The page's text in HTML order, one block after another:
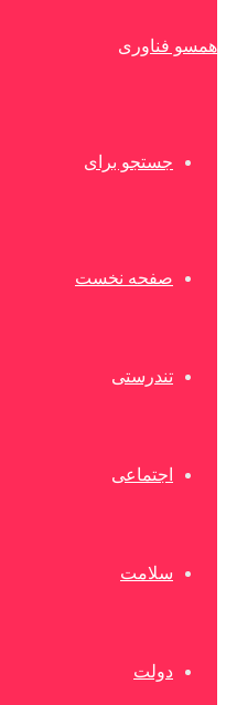
همسو فناوری
جستجو برای
صفحه نخست
تندرستی
اجتماعی
سلامت
دولت